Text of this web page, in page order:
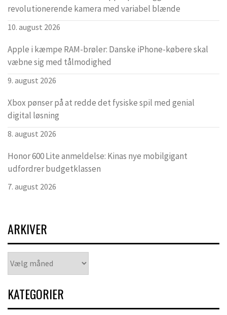
revolutionerende kamera med variabel blænde
10. august 2026
Apple i kæmpe RAM-brøler: Danske iPhone-købere skal
væbne sig med tålmodighed
9. august 2026
Xbox pønser på at redde det fysiske spil med genial
digital løsning
8. august 2026
Honor 600 Lite anmeldelse: Kinas nye mobilgigant
udfordrer budgetklassen
7. august 2026
ARKIVER
KATEGORIER